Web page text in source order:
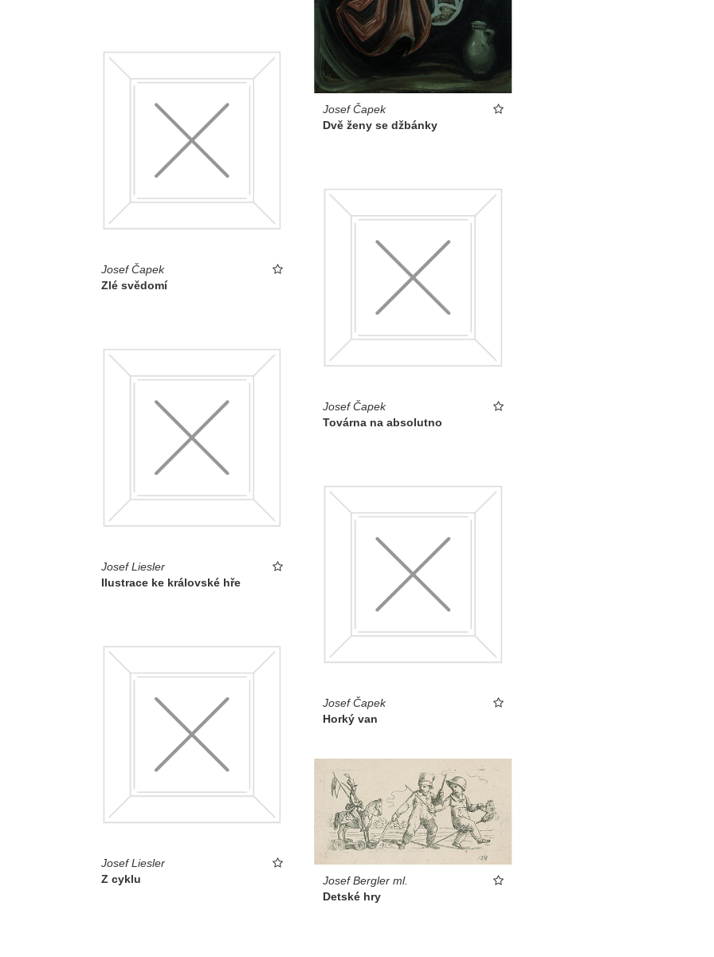
Josef Čapek
Dvě ženy se džbánky
Josef Čapek
Zlé svědomí
Josef Čapek
Továrna na absolutno
Josef Liesler
Ilustrace ke královské hře
Josef Čapek
Horký van
Josef Liesler
Z cyklu
Josef Bergler ml.
Detské hry